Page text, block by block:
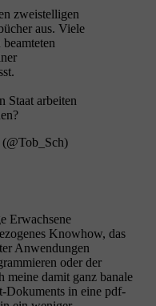
zweistelligen
aus. Viele
Staat arbeiten
Erwachsene
Knowhow, das
Anwendungen
oder der
meine damit ganz banale
Dokuments in eine pdf-